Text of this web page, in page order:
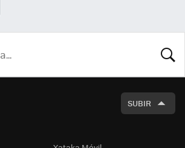
SUBIR